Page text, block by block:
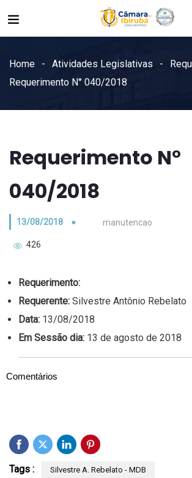
Home Atividades Legislativas
Requerimento N° 040/2018
Requerimento N°
040/2018
13/08/2018 manutencao
426
Requerimento:
Requerente: Silvestre Antônio Rebelato
Data: 13/08/2018
Em Sessão dia: 13 de agosto de 2018
Comentários
Tags : Silvestre A. Rebelato - MDB